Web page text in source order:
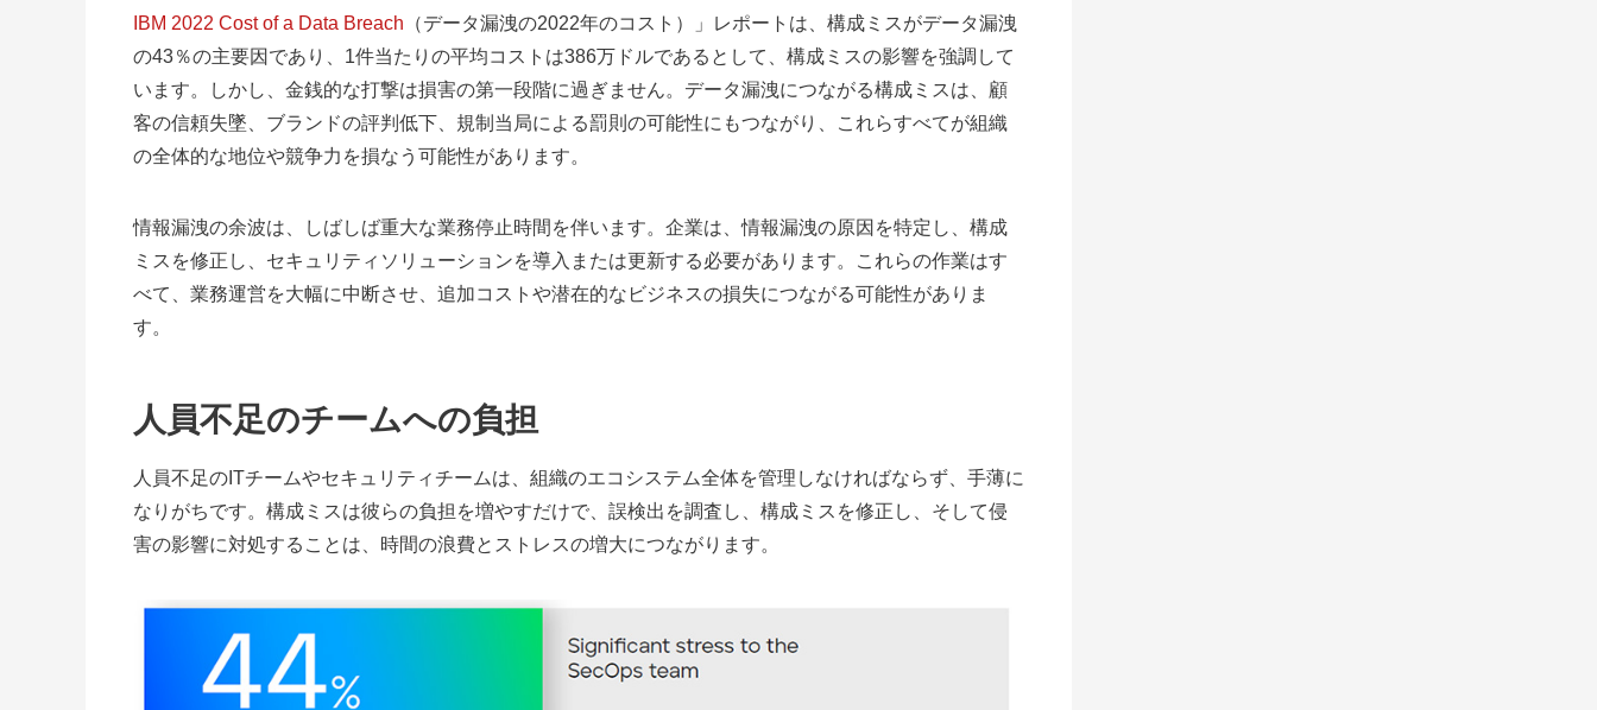
IBM 2022 Cost of a Data Breach （データ漏洩の2022年のコスト）」レポートは、構成ミスがデータ漏洩
の43％の主要因であり、1件当たりの平均コストは386万ドルであるとして、構成ミスの影響を強調して
います。しかし、金銭的な打撃は損害の第一段階に過ぎません。データ漏洩につながる構成ミスは、顧
客の信頼失墜、ブランドの評判低下、規制当局による罰則の可能性にもつながり、これらすべてが組織
の全体的な地位や競争力を損なう可能性があります。
情報漏洩の余波は、しばしば重大な業務停止時間を伴います。企業は、情報漏洩の原因を特定し、構成
ミスを修正し、セキュリティソリューションを導入または更新する必要があります。これらの作業はす
べて、業務運営を大幅に中断させ、追加コストや潜在的なビジネスの損失につながる可能性がありま
す。
人員不足のチームへの負担
人員不足のITチームやセキュリティチームは、組織のエコシステム全体を管理しなければならず、手薄に
なりがちです。構成ミスは彼らの負担を増やすだけで、誤検出を調査し、構成ミスを修正し、そして侵
害の影響に対処することは、時間の浪費とストレスの増大につながります。